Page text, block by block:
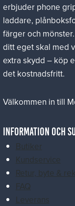
erbjuder phone
laddare,
färger och
ditt eget skal med
extra skydd – köp
det kostnadsfritt.
Välkommen in till
Information och
Butiker
Kundservice
Retur, byte &
FAQ
Leverans